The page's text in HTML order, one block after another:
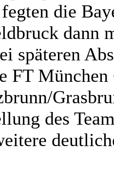
die
dann
späteren
FT
des